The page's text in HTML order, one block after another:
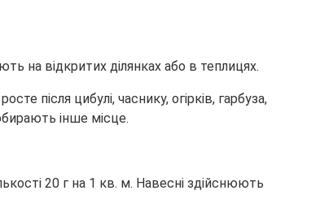
на відкритих ділянках або в теплицях.
після цибулі, часнику, огірків, гарбуза,
інше місце.
20 г на 1 кв. м. Навесні здійснюють